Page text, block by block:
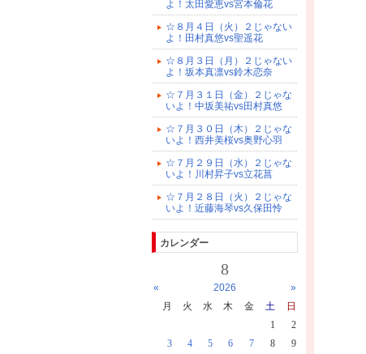
よ！太田愛恵vs宮本倫花
☆８月４日（火）２じゃない
よ！田村真悠vs聖遥花
☆８月３日（月）２じゃない
よ！坂本真凛vs鈴木恋奈
☆７月３１日（金）２じゃな
いよ！中坂美祐vs田村真悠
☆７月３０日（木）２じゃな
いよ！西井美桜vs奥野心羽
☆７月２９日（水）２じゃな
いよ！川村昇子vs立花菖
☆７月２８日（火）２じゃな
いよ！近藤海琴vs久保田怜
カレンダー
8
« 2026
»
月
火 水 木 金 土
日
1
2
3
4 5 6 7 8
9